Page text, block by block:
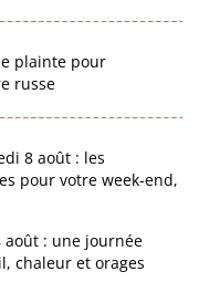
plainte pour
russe
8 août : les
pour votre week-end,
août : une journée
chaleur et orages